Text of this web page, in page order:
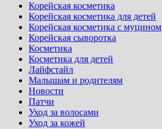
Корейская косметика
Корейская косметика для детей
Корейская косметика с муцином
Корейская сыворотка
Косметика
Косметика для детей
Лайфстайл
Малышам и родителям
Новости
Патчи
Уход за волосами
Уход за кожей